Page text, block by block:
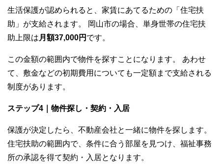
生活保護が認められると、家賃にあてるための「住宅扶
助」が支給されます。 岡山市の場合、単身世帯の住宅扶
助上限は 月額37,000円 です。
この金額の範囲内で物件を探すことになります。 あわせ
て、敷金などの初期費用についても一定額まで支給される
制度があります。
ステップ4｜物件探し・契約・入居
保護が決定したら、不動産会社と一緒に物件を探します。
住宅扶助の範囲内で、条件に合う部屋を見つけ、福祉事務
所の承認を得て契約・入居となります。